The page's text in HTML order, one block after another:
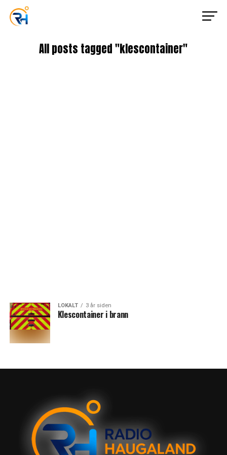
All posts tagged "klescontainer"
LOKALT 3 år siden
Klescontainer i brann